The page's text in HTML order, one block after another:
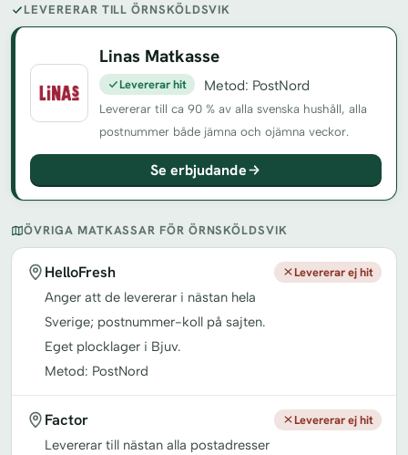
LEVERERAR TILL ÖRNSKÖLDSVIK
Linas Matkasse
Levererar hit Metod: PostNord
Levererar till ca 90 % av alla svenska hushåll, alla
postnummer både jämna och ojämna veckor.
Se erbjudande
ÖVRIGA MATKASSAR FÖR ÖRNSKÖLDSVIK
HelloFresh
Anger att de levererar i nästan hela
Sverige; postnummer-koll på sajten.
Eget plocklager i Bjuv.
Metod: PostNord
Levererar ej hit
Factor
Levererar till nästan alla postadresser
Levererar ej hit